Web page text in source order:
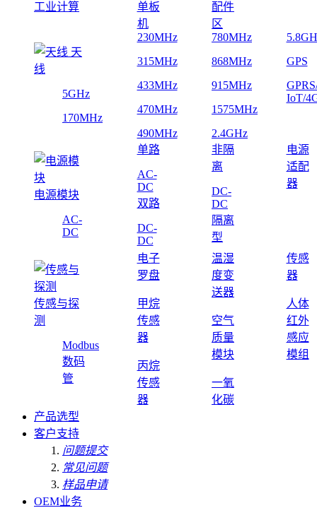
工业计算
单板
机
配件
区
天
线
5GHz
170MHz
230MHz
315MHz
433MHz
470MHz
490MHz
780MHz
868MHz
915MHz
1575MHz
2.4GHz
GPS
IoT/
电源模块
AC-
DC
单路
AC-
DC
双路
DC-
DC
非隔
离
DC-
DC
隔离
型
电源
适配
器
传感与探
测
Modbus
数码
管
电子
罗盘
甲烷
传感
器
丙烷
传感
器
温湿
度变
送器
空气
质量
模块
一氧
化碳
传感
器
人体
红外
感应
模组
产品选型
客户支持
问题提交
常见问题
样品申请
OEM业务